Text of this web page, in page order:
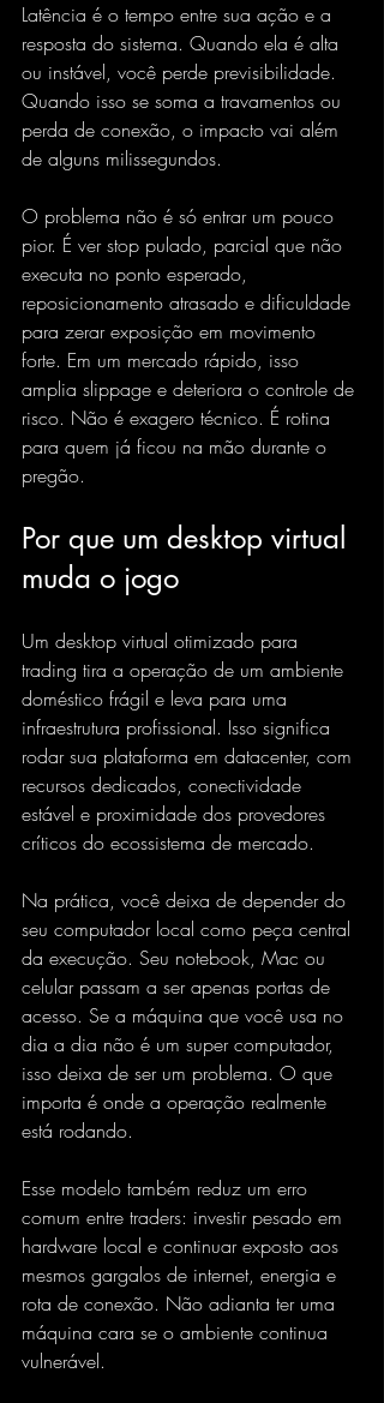
Latência é o tempo entre sua ação e a
resposta do sistema. Quando ela é alta
ou instável, você perde previsibilidade.
Quando isso se soma a travamentos ou
perda de conexão, o impacto vai além
de alguns milissegundos.
O problema não é só entrar um pouco
pior. É ver stop pulado, parcial que não
executa no ponto esperado,
reposicionamento atrasado e dificuldade
para zerar exposição em movimento
forte. Em um mercado rápido, isso
amplia slippage e deteriora o controle de
risco. Não é exagero técnico. É rotina
para quem já ficou na mão durante o
pregão.
Por que um desktop virtual
muda o jogo
Um desktop virtual otimizado para
trading tira a operação de um ambiente
doméstico frágil e leva para uma
infraestrutura profissional. Isso significa
rodar sua plataforma em datacenter, com
recursos dedicados, conectividade
estável e proximidade dos provedores
críticos do ecossistema de mercado.
Na prática, você deixa de depender do
seu computador local como peça central
da execução. Seu notebook, Mac ou
celular passam a ser apenas portas de
acesso. Se a máquina que você usa no
dia a dia não é um super computador,
isso deixa de ser um problema. O que
importa é onde a operação realmente
está rodando.
Esse modelo também reduz um erro
comum entre traders: investir pesado em
hardware local e continuar exposto aos
mesmos gargalos de internet, energia e
rota de conexão. Não adianta ter uma
máquina cara se o ambiente continua
vulnerável.